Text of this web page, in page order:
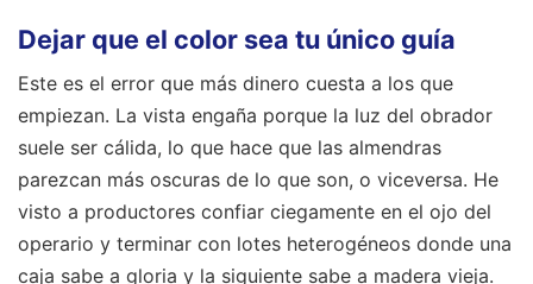
Dejar que el color sea tu único guía
Este es el error que más dinero cuesta a los que
empiezan. La vista engaña porque la luz del obrador
suele ser cálida, lo que hace que las almendras
parezcan más oscuras de lo que son, o viceversa. He
visto a productores confiar ciegamente en el ojo del
operario y terminar con lotes heterogéneos donde una
caja sabe a gloria y la siguiente sabe a madera vieja.